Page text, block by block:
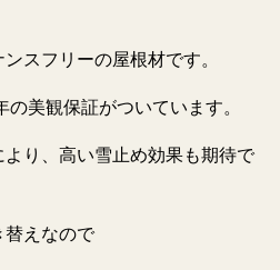
スフリーの屋根材です。
美観保証がついています。
り、高い雪止め効果も期待で
替えなので